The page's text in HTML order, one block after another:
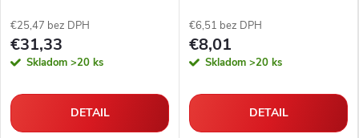
€25,47 bez DPH
€31,33
Skladom >20 ks
DETAIL
€6,51 bez DPH
€8,01
Skladom >20 ks
DETAIL